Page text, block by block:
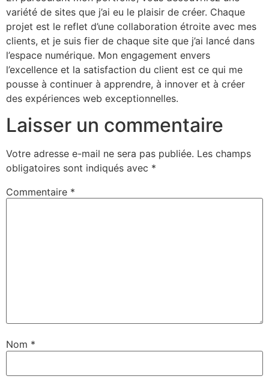
variété de sites que j’ai eu le plaisir de créer. Chaque
projet est le reflet d’une collaboration étroite avec mes
clients, et je suis fier de chaque site que j’ai lancé dans
l’espace numérique. Mon engagement envers
l’excellence et la satisfaction du client est ce qui me
pousse à continuer à apprendre, à innover et à créer
des expériences web exceptionnelles.
Laisser un commentaire
Votre adresse e-mail ne sera pas publiée. Les champs
obligatoires sont indiqués avec *
Commentaire *
Nom *